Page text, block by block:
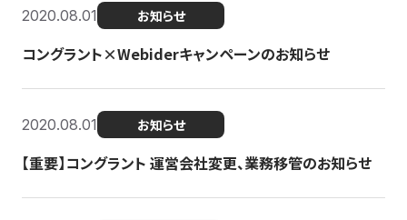
2020.08.01 お知らせ
コングラント×Webiderキャンペーンのお知らせ
2020.08.01 お知らせ
【重要】コングラント 運営会社変更、業務移管のお知らせ